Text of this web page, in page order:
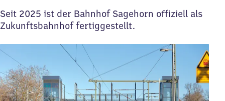
Seit 2025 ist der Bahnhof Sagehorn offiziell als
Zukunftsbahnhof fertiggestellt.